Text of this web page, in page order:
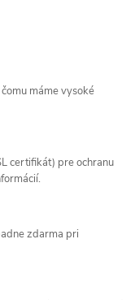
máme vysoké
certifikát) pre ochranu
zdarma pri